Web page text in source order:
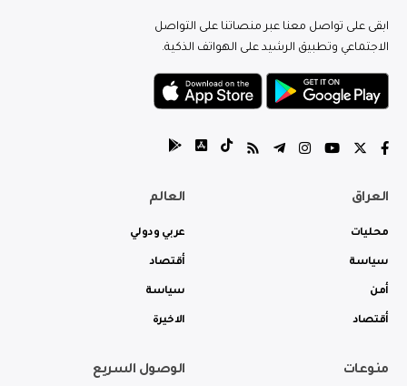
ابقى على تواصل معنا عبر منصاتنا على التواصل
الاجتماعي وتطبيق الرشيد على الهواتف الذكية.
العراق
محليات
سياسة
أمن
أقتصاد
العالم
عربي ودولي
أقتصاد
سياسة
الاخيرة
منوعات الوصول السريع